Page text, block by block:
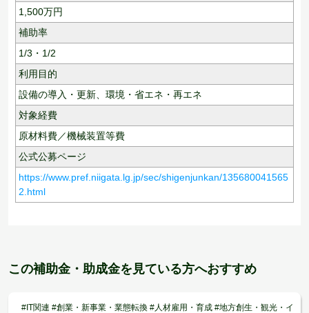
1,500万円
補助率
1/3・1/2
利用目的
設備の導入・更新、 環境・省エネ・再エネ
対象経費
原材料費／機械装置等費
公式公募ページ
https://www.pref.niigata.lg.jp/sec/shigenjunkan/135680041565
2.html
この補助金・助成金を見ている方へおすすめ
#IT関連 #創業・新事業・業態転換 #人材雇用・育成 #地方創生・観光・イ